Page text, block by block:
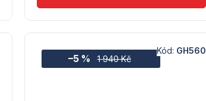
1 940 Kč
–5 %
Kód: GH560